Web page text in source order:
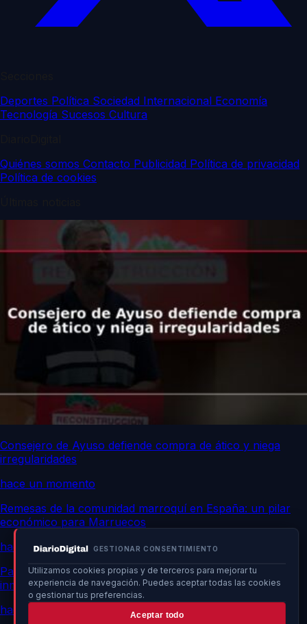
GESTIONAR CONSENTIMIENTO
Utilizamos cookies propias y de terceros para mejorar tu
experiencia de navegación. Puedes aceptar todas las cookies
o gestionar tus preferencias.
Aceptar todo
Deportes Política Sociedad Internacional Economía
Tecnología Sucesos Cultura
Quiénes somos Contacto Publicidad Política de privacidad
Política de cookies
Consejero de Ayuso defiende compra de ático y niega
irregularidades
hace un momento
Remesas de la comunidad marroquí en España: un pilar
económico para Marruecos
hace un momento
Patrullas vecinales en Ceuta aumentan tensiones con
inmigrantes
hace un momento